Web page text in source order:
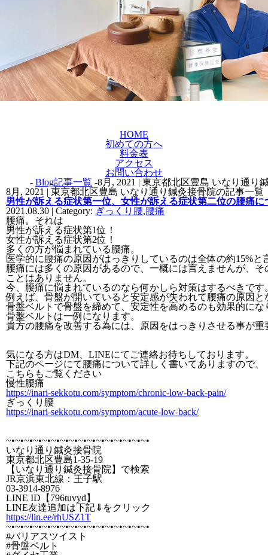
HOME
初めての方へ
料金表
アクセス
お問い合わせ
- Blog記事一覧 -8月, 2021 | 東京都北区豊島 いなり通り
8月, 2021 | 東京都北区豊島 いなり通り鍼灸接骨院の記事一覧
男性が訴える症状第一位、女性が訴える症状第二位の腰痛に
2021.08.30 | Category: ぎっくり腰,腰痛
腰痛。それは
男性が訴える症状第1位！
女性が訴える症状第2位！
多くの方が悩まれている腰痛。
医学的に腰痛の原因がはっきりしているのは全体の約15%と
腰痛には多くの原因があるので、一概には言えませんが、
ことはありません。
今、腰痛に悩まれているのなら何かしら対策はするべきです
例えば、骨盤が開いていると安定感が失われて腰痛の原因と
骨盤ベルトで骨盤を締めて、安定性を高めるのも効果的にな
骨盤ベルトは一例になります。
貴方の腰痛を改善する為には、原因をはっきりさせる事が重
気になる方はDM、LINEにてご連絡お待ちしております。
下記のページにて腰痛について詳しく書いてありますので、
こちらもご覧ください
慢性腰痛
https://inari-sekkotu.com/symptom/chronic-low-back-pain/
ぎっくり腰
https://inari-sekkotu.com/symptom/acute-low-back/
~•~•~•~•~•~•~•~•~•~•~•~•~•~•~•~•
いなり通り鍼灸接骨院
東京都北区豊島1-35-19
【いなり通り鍼灸接骨院】で検索
JR京浜東北線：王子駅
03-3914-8976
LINE ID【796tuvyd】
LINE友達追加は下記⇓をクリック
https://lin.ee/rhUSZ1T
~•~•~•~•~•~•~•~•~•~•~•~•~•~•~•~•
#バリアスツイスト
#骨盤ベルト